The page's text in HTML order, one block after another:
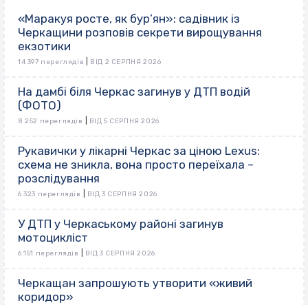
«Маракуя росте, як бур’ян»: садівник із
Черкащини розповів секрети вирощування
екзотики
14 397 переглядів ВІД 2 СЕРПНЯ 2026
На дамбі біля Черкас загинув у ДТП водій
(ФОТО)
8 252 переглядів ВІД 5 СЕРПНЯ 2026
Рукавички у лікарні Черкас за ціною Lexus:
схема не зникла, вона просто переїхала –
розслідування
6 323 переглядів ВІД 3 СЕРПНЯ 2026
У ДТП у Черкаському районі загинув
мотоцикліст
6 151 переглядів ВІД 3 СЕРПНЯ 2026
Черкащан запрошують утворити «живий
коридор»